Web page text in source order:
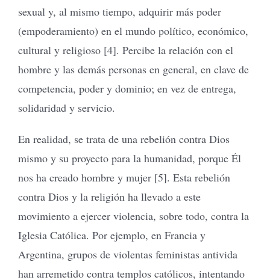
sexual y, al mismo tiempo, adquirir más poder
(empoderamiento) en el mundo político, económico,
cultural y religioso [4]. Percibe la relación con el
hombre y las demás personas en general, en clave de
competencia, poder y dominio; en vez de entrega,
solidaridad y servicio.
En realidad, se trata de una rebelión contra Dios
mismo y su proyecto para la humanidad, porque Él
nos ha creado hombre y mujer [5]. Esta rebelión
contra Dios y la religión ha llevado a este
movimiento a ejercer violencia, sobre todo, contra la
Iglesia Católica. Por ejemplo, en Francia y
Argentina, grupos de violentas feministas antivida
han arremetido contra templos católicos, intentando